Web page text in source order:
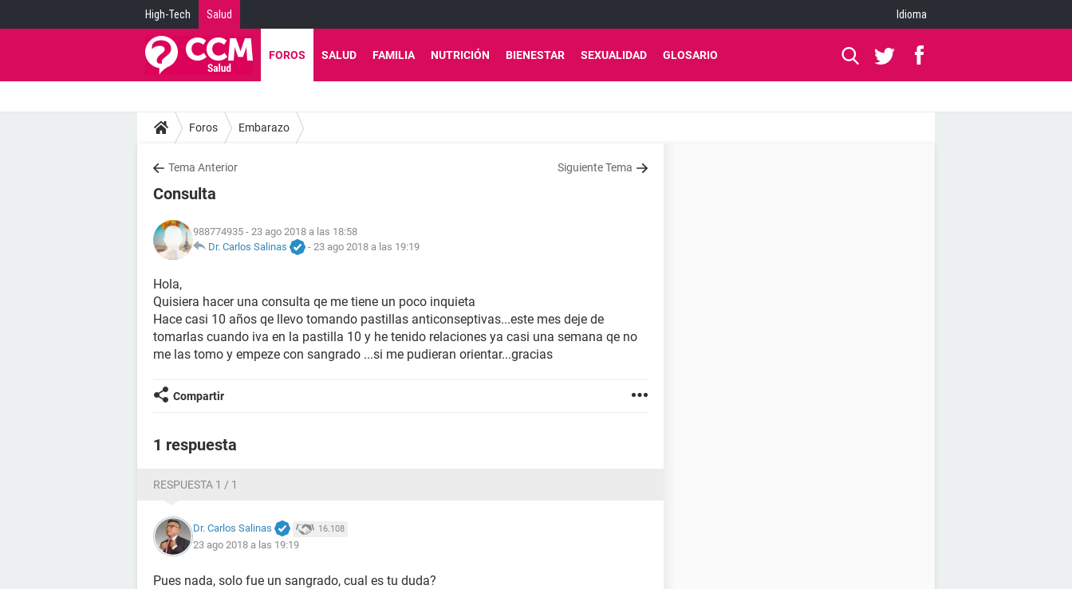
High-Tech Salud Idioma
FOROS SALUD FAMILIA NUTRICIÓN BIENESTAR SEXUALIDAD GLOSARIO
Foros Embarazo
Tema Anterior Siguiente Tema
Consulta
988774935 - 23 ago 2018 a las 18:58
Dr. Carlos Salinas
- 23 ago 2018 a las 19:19
Hola,
Quisiera hacer una consulta qe me tiene un poco inquieta
Hace casi 10 años qe llevo tomando pastillas anticonseptivas...este mes deje de
tomarlas cuando iva en la pastilla 10 y he tenido relaciones ya casi una semana qe no
me las tomo y empeze con sangrado ...si me pudieran orientar...gracias
Compartir
1 respuesta
RESPUESTA 1 / 1
Dr. Carlos Salinas 16.108
23 ago 2018 a las 19:19
Pues nada, solo fue un sangrado, cual es tu duda?